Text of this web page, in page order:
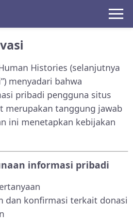
Histories (selanjutnya
menyadari bahwa
pribadi pengguna situs
merupakan tanggung jawab
ini menetapkan kebijakan
informasi pribadi
dan konfirmasi terkait donasi